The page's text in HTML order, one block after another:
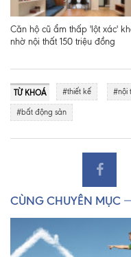
Căn hộ cũ ẩm thấp 'lột xác'
nhờ nội thất 150 triệu đồng
TỪ KHOÁ #thiết kế #nội
#bất động sản
CÙNG CHUYÊN MỤC